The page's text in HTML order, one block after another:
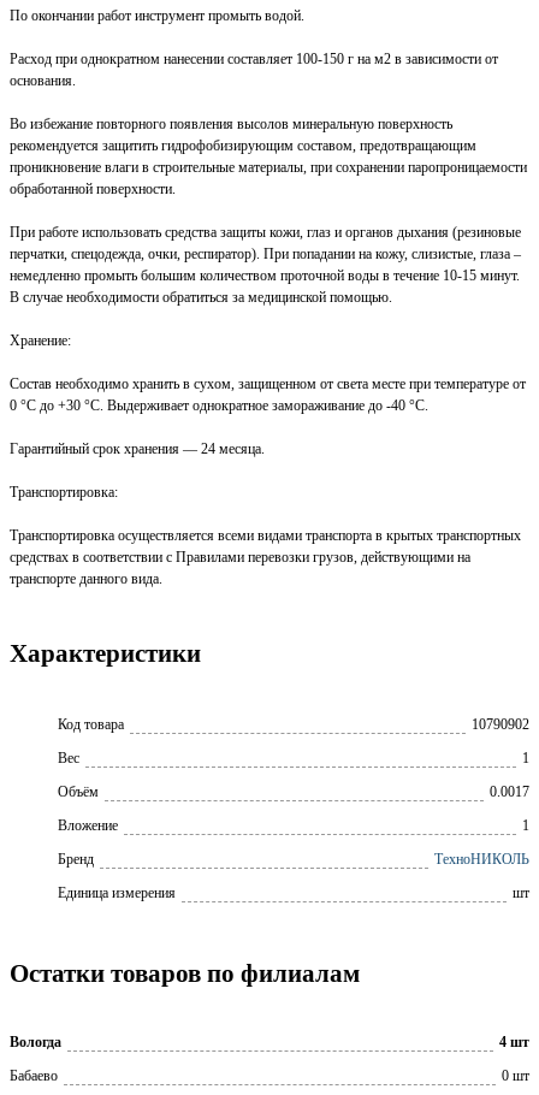
По окончании работ инструмент промыть водой.
Расход при однократном нанесении составляет 100-150 г на м2 в зависимости от
основания.
Во избежание повторного появления высолов минеральную поверхность
рекомендуется защитить гидрофобизирующим составом, предотвращающим
проникновение влаги в строительные материалы, при сохранении паропроницаемости
обработанной поверхности.
При работе использовать средства защиты кожи, глаз и органов дыхания (резиновые
перчатки, спецодежда, очки, респиратор). При попадании на кожу, слизистые, глаза –
немедленно промыть большим количеством проточной воды в течение 10-15 минут.
В случае необходимости обратиться за медицинской помощью.
Хранение:
Состав необходимо хранить в сухом, защищенном от света месте при температуре от
0 °С до +30 °С. Выдерживает однократное замораживание до -40 °С.
Гарантийный срок хранения — 24 месяца.
Транспортировка:
Транспортировка осуществляется всеми видами транспорта в крытых транспортных
средствах в соответствии с Правилами перевозки грузов, действующими на
транспорте данного вида.
Характеристики
Код товара
10790902
Вес
1
Объём
0.0017
Вложение
1
Бренд
ТехноНИКОЛЬ
Единица измерения
шт
Остатки товаров по филиалам
Вологда
4 шт
Бабаево
0 шт